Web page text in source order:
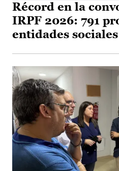
Récord en la
IRPF 2026: 791
entidades sociales